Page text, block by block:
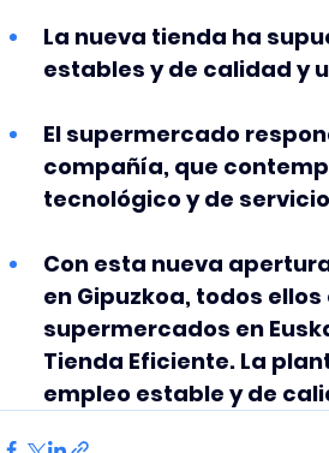
La nueva tienda ha
estables y de calidad y
El supermercado
compañía, que
tecnológico y de
Con esta nueva
en Gipuzkoa, todos
supermercados en
Tienda Eficiente. La
empleo estable y de